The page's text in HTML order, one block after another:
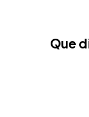
Que